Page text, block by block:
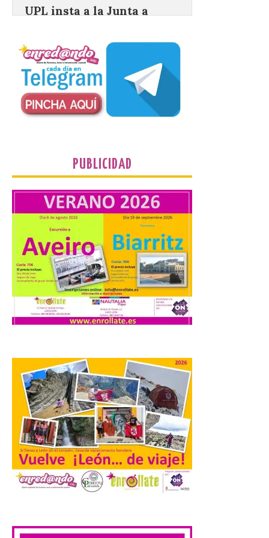
castillo del Asmesnal, un
BIC en estado de ruina
Un Bien de Interés
Cultural abandonado
desde 1949. Los
procuradores leonesistas
plantean que la Junta
Unión del Pueblo […]
La Universidad de León
distribuye folletos con la
programación del evento
del eclipse solar que
organiza con la ESA y el
Ayuntamiento
7 Ago 2026
Información Turística de
León e incluyen, además
del programa del evento, una guía
práctica con recomendaciones
elaboradas por especialistas para
observar el eclipse con seguridad León, 7
de agosto de 2026. La programación […]
Laciana comienza su
programación para
disfrutar el eclipse total
7 Ago 2026
PUBLICIDAD